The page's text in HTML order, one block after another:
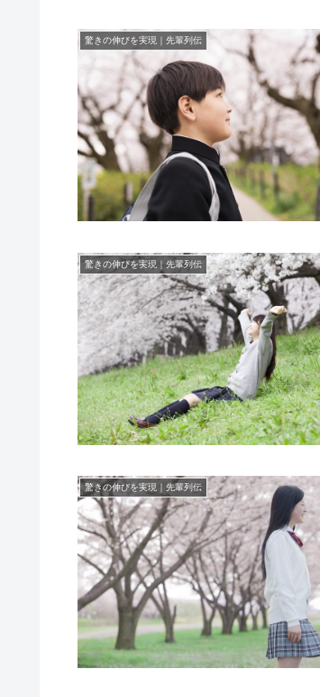
驚きの伸びを実現｜先輩列伝
驚きの伸びを実現｜先輩列伝
驚きの伸びを実現｜先輩列伝